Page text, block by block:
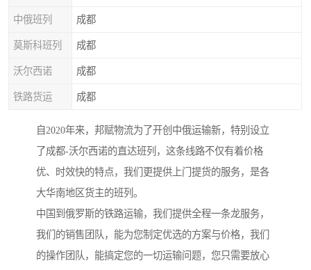
中俄班列 成都
莫斯科班列 成都
沃尔西诺 成都
铁路货运 成都
自2020年来，邦赋物流为了开创中俄运输新，特别设立
了成都-沃尔西诺的直达班列，这条线路不仅有着价格
优、时效快的特点，我们更提供上门提货的服务，是各
大华南地区货主的班列。
中国到俄罗斯的铁路运输，我们提供全程一条龙服务，
我们的销售团队，能为您制定优选的方案与价格，我们
的操作团队，能搞定您的一切运输问题，您只需要放心